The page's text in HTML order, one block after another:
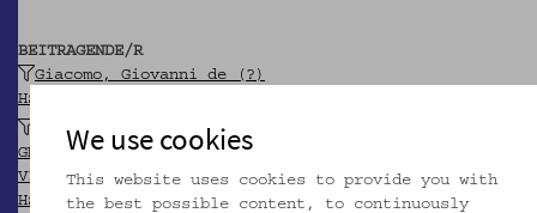
BEITRAGENDE/R
Giacomo, Giovanni de (?)
HSA-Thesaurus
Universitätsbibliothek Graz
GND
VIAF
HSA-Thesaurus
We use cookies
This website uses cookies to provide you with
the best possible content, to continuously